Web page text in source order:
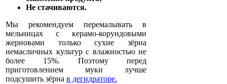
Не стачиваются.
Мы рекомендуем перемалывать в
мельницах с керамо-корундовыми
жерновами только сухие зёрна
немасличных культур с влажностью не
более 15%. Поэтому перед
приготовлением муки лучше
подсушить зёрна в дегидраторе.